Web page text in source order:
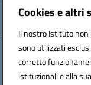
Cookies e altri
Il nostro Istituto
sono utilizzati
corretto
istituzionali e alla